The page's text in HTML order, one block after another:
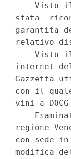
Visto
stata
garantita
relativo
Visto
internet
Gazzetta
con il
vini a
regione
con sede
modifica